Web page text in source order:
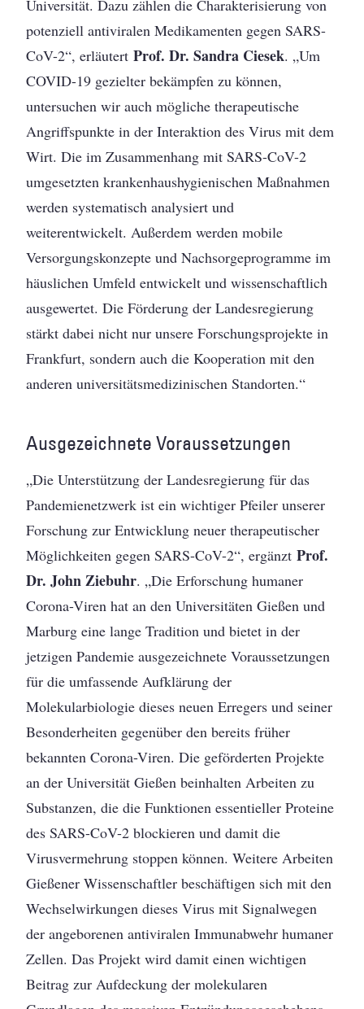
Universität. Dazu zählen die Charakterisierung von
potenziell antiviralen Medikamenten gegen SARS-
CoV-2“, erläutertProf. Dr. Sandra Ciesek. „Um
COVID-19 gezielter bekämpfen zu können,
untersuchen wir auch mögliche therapeutische
Angriffspunkte in der Interaktion des Virus mit dem
Wirt. Die im Zusammenhang mit SARS-CoV-2
umgesetzten krankenhaushygienischen Maßnahmen
werden systematisch analysiert und
weiterentwickelt. Außerdem werden mobile
Versorgungskonzepte und Nachsorgeprogramme im
häuslichen Umfeld entwickelt und wissenschaftlich
ausgewertet. Die Förderung der Landesregierung
stärkt dabei nicht nur unsere Forschungsprojekte in
Frankfurt, sondern auch die Kooperation mit den
anderen universitätsmedizinischen Standorten.“
Ausgezeichnete Voraussetzungen
„Die Unterstützung der Landesregierung für das
Pandemienetzwerk ist ein wichtiger Pfeiler unserer
Forschung zur Entwicklung neuer therapeutischer
Möglichkeiten gegen SARS-CoV-2“, ergänztProf.
Dr. John Ziebuhr. „Die Erforschung humaner
Corona-Viren hat an den Universitäten Gießen und
Marburg eine lange Tradition und bietet in der
jetzigen Pandemie ausgezeichnete Voraussetzungen
für die umfassende Aufklärung der
Molekularbiologie dieses neuen Erregers und seiner
Besonderheiten gegenüber den bereits früher
bekannten Corona-Viren. Die geförderten Projekte
an der Universität Gießen beinhalten Arbeiten zu
Substanzen, die die Funktionen essentieller Proteine
des SARS-CoV-2 blockieren und damit die
Virusvermehrung stoppen können. Weitere Arbeiten
Gießener Wissenschaftler beschäftigen sich mit den
Wechselwirkungen dieses Virus mit Signalwegen
der angeborenen antiviralen Immunabwehr humaner
Zellen. Das Projekt wird damit einen wichtigen
Beitrag zur Aufdeckung der molekularen